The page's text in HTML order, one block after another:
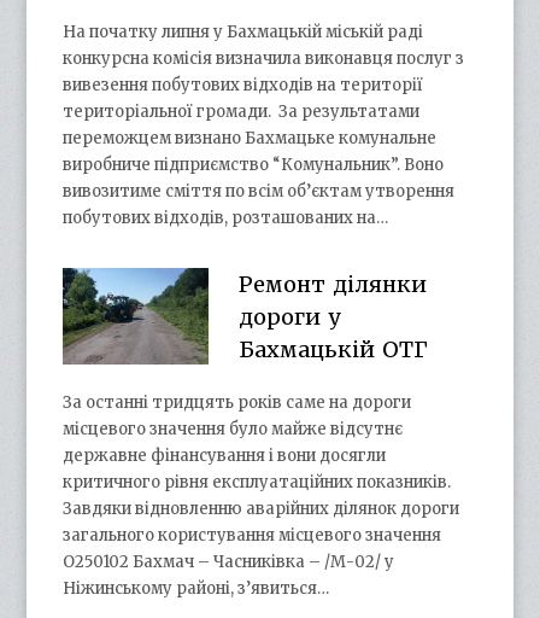
На початку липня у Бахмацькій міській раді
конкурсна комісія визначила виконавця послуг з
вивезення побутових відходів на території
територіальної громади. За результатами
переможцем визнано Бахмацьке комунальне
виробниче підприємство “Комунальник”. Воно
вивозитиме сміття по всім об’єктам утворення
побутових відходів, розташованих на…
Ремонт ділянки
дороги у
Бахмацькій ОТГ
За останні тридцять років саме на дороги
місцевого значення було майже відсутнє
державне фінансування і вони досягли
критичного рівня експлуатаційних показників.
Завдяки відновленню аварійних ділянок дороги
загального користування місцевого значення
О250102 Бахмач – Часниківка – /М-02/ у
Ніжинському районі, з’явиться…